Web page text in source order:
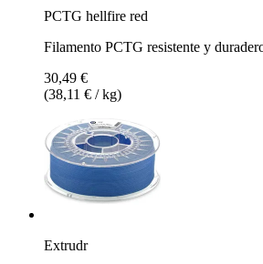
PCTG hellfire red
Filamento PCTG resistente y
30,49 €
(38,11 € / kg)
Extrudr